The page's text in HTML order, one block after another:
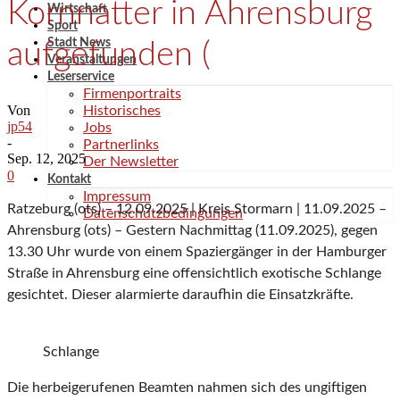
Wirtschaft
Sport
Stadt News
Veranstaltungen
Leserservice
Firmenportraits
Historisches
Jobs
Partnerlinks
Der Newsletter
Kontakt
Impressum
Datenschutzbedingungen
Kornnatter in Ahrensburg
aufgefunden (
Von
jp54
-
Sep. 12, 2025
0
Ratzeburg (ots) – 12.09.2025 | Kreis Stormarn | 11.09.2025 –
Ahrensburg (ots) – Gestern Nachmittag (11.09.2025), gegen
13.30 Uhr wurde von einem Spaziergänger in der Hamburger
Straße in Ahrensburg eine offensichtlich exotische Schlange
gesichtet. Dieser alarmierte daraufhin die Einsatzkräfte.
Schlange
Die herbeigerufenen Beamten nahmen sich des ungiftigen